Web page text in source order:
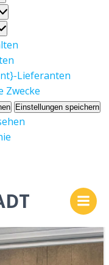
Lieferanten
Zwecke
Einstellungen speichern